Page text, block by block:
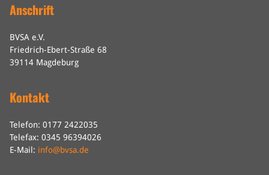
Anschrift
BVSA e.V.
Friedrich-Ebert-Straße 68
39114 Magdeburg
Kontakt
Telefon: 0177 2422035
Telefax: 0345 96394026
E-Mail: info@bvsa.de